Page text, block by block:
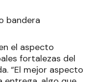
bandera
el aspecto
fortalezas del
“El mejor aspecto